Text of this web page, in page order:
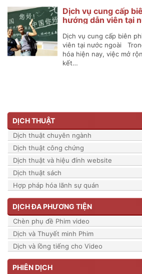
Dịch vụ cung cấp
hướng dẫn viên tại
Dịch vụ cung cấp biên
viên tại nước ngoài
hóa hiện nay, việc mở
kết…
DỊCH THUẬT
Dịch thuật chuyên ngành
Dịch thuật công chứng
Dịch thuật và hiệu đính website
Dịch thuật sách
Hợp pháp hóa lãnh sự quán
DỊCH ĐA PHƯƠNG TIỆN
Chèn phụ đề Phim video
Dịch và Thuyết minh Phim
Dịch và lồng tiếng cho Video
PHIÊN DỊCH